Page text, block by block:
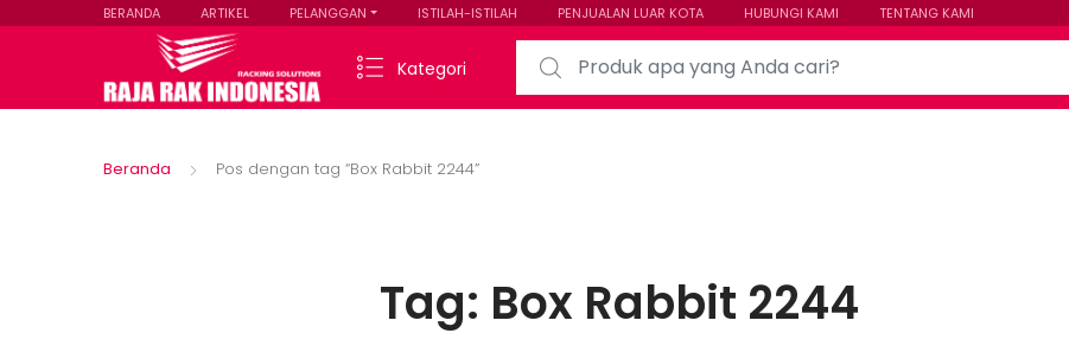
BERANDA ARTIKEL PELANGGAN ISTILAH-ISTILAH PENJUALAN LUAR KOTA HUBUNGI KAMI TENTANG KAMI
Kategori
Search for:
Beranda Pos dengan tag “Box Rabbit 2244”
Tag: Box Rabbit 2244